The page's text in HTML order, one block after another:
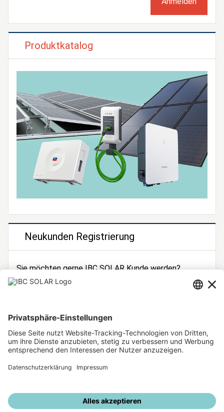
Produktkatalog
Neukunden Registrierung
Sie möchten gerne IBC SOLAR Kunde werden?
Dann registrieren Sie sich jetzt!
Unsere weiteren Angebote
IBC SOLAR Webseite